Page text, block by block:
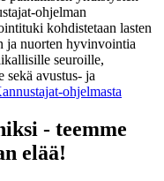
ohjelman
kohdistetaan lasten
ja nuorten hyvinvointia
seuroille,
avustus- ja
ohjelmasta
- teemme
elää!